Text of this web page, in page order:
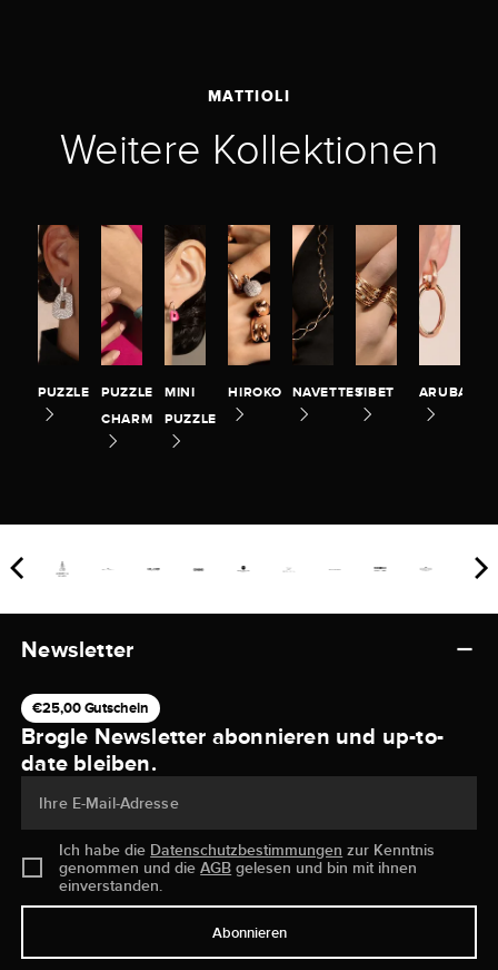
MATTIOLI
Weitere Kollektionen
PUZZLE
PUZZLE
CHARM
MINI
PUZZLE
HIROKO NAVETTESTIBET ARUBA
Newsletter
€25,00 Gutschein
Brogle Newsletter abonnieren und up-to-
date bleiben.
Ihre E-Mail-Adresse
Ich habe die Datenschutzbestimmungen zur Kenntnis
genommen und dieAGB gelesen und bin mit ihnen
einverstanden.
Abonnieren